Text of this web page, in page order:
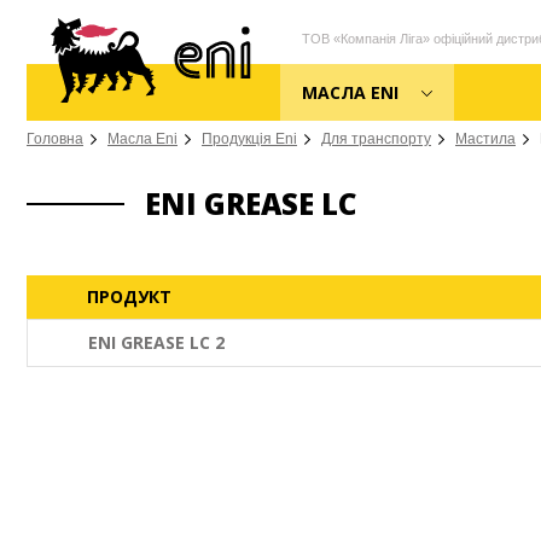
ТОВ «Компанія Ліга» офіційний
МАСЛА ENI
Головна Масла Eni Продукція Eni Для транспорту Мастила
ENI GREASE LC
ПРОДУКТ
ENI GREASE LC 2